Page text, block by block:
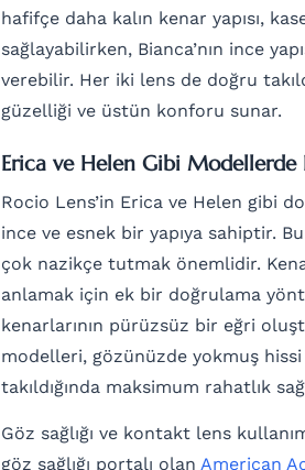
hafifçe daha kalın kenar yapısı,
sağlayabilirken, Bianca’nın ince
verebilir. Her iki lens de doğru
güzelliği ve üstün konforu sunar.
Erica ve Helen Gibi Modellerde
Rocio Lens’in Erica ve Helen gibi
ince ve esnek bir yapıya sahiptir.
çok nazikçe tutmak önemlidir.
anlamak için ek bir doğrulama
kenarlarının pürüzsüz bir eğri
modelleri, gözünüzde yokmuş
takıldığında maksimum rahatlık
Göz sağlığı ve kontakt lens
göz sağlığı portalı olan American